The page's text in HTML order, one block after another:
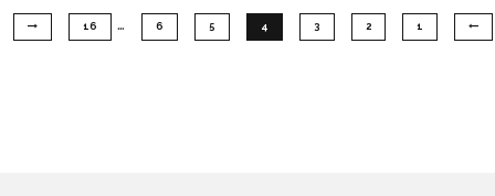
1
2
3
4
5
6
…
16